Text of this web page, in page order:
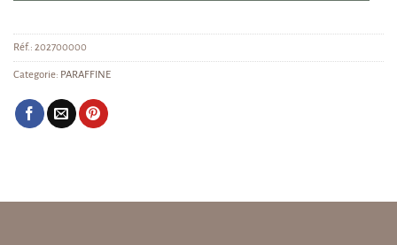
Réf.: 202700000
Categorie: PARAFFINE